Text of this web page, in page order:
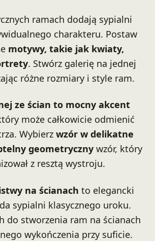
ramach dodają sypialni
charakteru. Postaw
motywy, takie jak kwiaty,
. Stwórz galerię na jednej
różne rozmiary i style ram.
ze ścian to mocny akcent
może całkowicie odmienić
Wybierz wzór w delikatne
geometrycznywzór, który
z resztą wystroju.
na ścianach to elegancki
sypialni klasycznego uroku.
do stworzenia ram na ścianach
wykończenia przy suficie.